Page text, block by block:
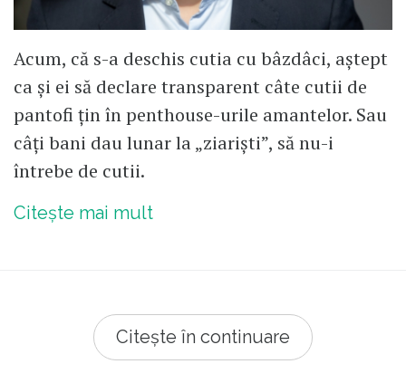
Acum, că s-a deschis cutia cu bâzdâci, aștept
ca și ei să declare transparent câte cutii de
pantofi țin în penthouse-urile amantelor. Sau
câți bani dau lunar la „ziariști”, să nu-i
întrebe de cutii.
Citește mai mult
Citește în continuare